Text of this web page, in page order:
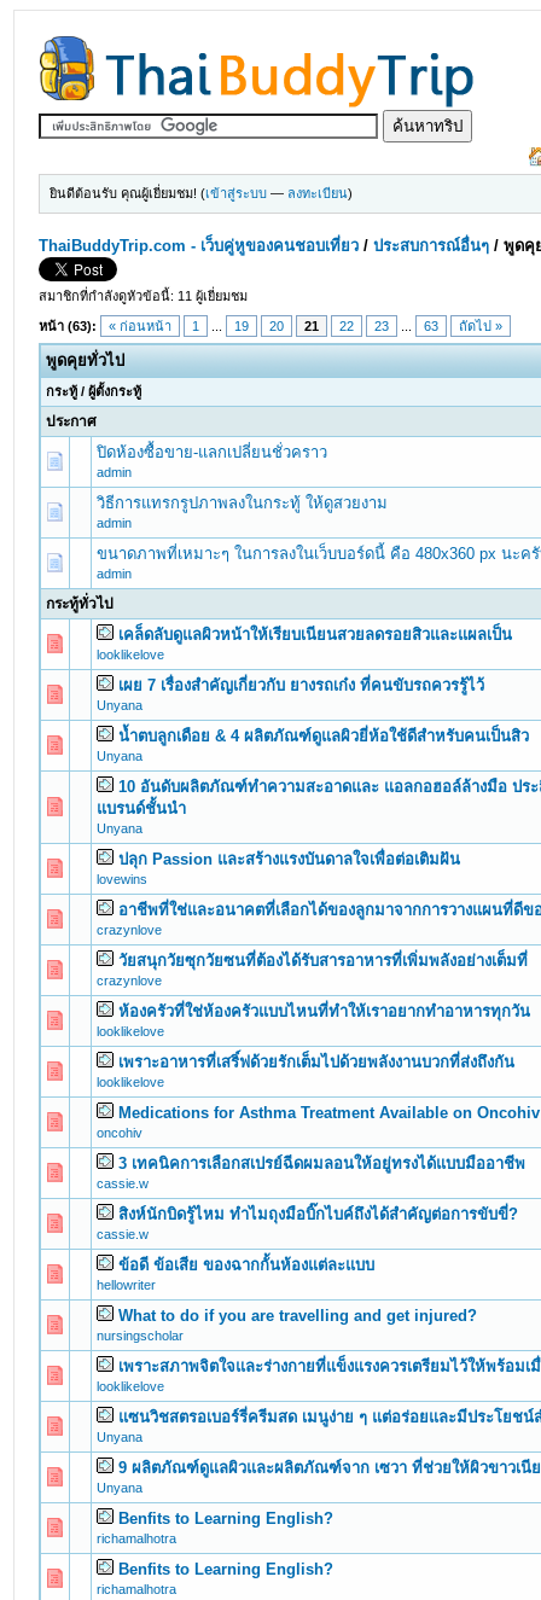
ยินดีต้อนรับ คุณผู้เยี่ยมชม! (เข้าสู่ระบบ — ลงทะเบียน)
ThaiBuddyTrip.com - เว็บคู่หูของคนชอบเที่ยว /ประสบการณ์อื่นๆ /พูดคุ
สมาชิกที่กำลังดูหัวข้อนี้: 11 ผู้เยี่ยมชม
หน้า (63): « ก่อนหน้า 1 19 20 21 22 23 63 ถัดไป »
พูดคุยทั่วไป
กระทู้ /ผู้ตั้งกระทู้
ประกาศ
ปิดห้องซื้อขาย-แลกเปลี่ยนชั่วคราว
admin
วิธีการแทรกรูปภาพลงในกระทู้ ให้ดูสวยงาม
admin
ขนาดภาพที่เหมาะๆ ในการลงในเว็บบอร์ดนี้ คือ 480x360 px นะค
admin
กระทู้ทั่วไป
เคล็ดลับดูแลผิวหน้าให้เรียบเนียนสวยลดรอยสิวและแผลเป็น
looklikelove
0 Vote(s) - 0 out of 5 in Average
12 345
เผย 7 เรื่องสำคัญเกี่ยวกับ ยางรถเก๋ง ที่คนขับรถควรรู้ไว้
Unyana
0 Vote(s) - 0 out of 5 in Average
12345
น้ำตบลูกเดือย & 4 ผลิตภัณฑ์ดูแลผิวยี่ห้อใช้ดีสำหรับคนเป็นสิว
Unyana
0 Vote(s) - 0 out of 5 in Average
12345
10 อันดับผลิตภัณฑ์ทำความสะอาดและ แอลกอฮอล์ล้างมือ ปร
แบรนด์ชั้นนำ
Unyana
0 Vote(s) - 0 out of 5 in Average
ปลุก Passion และสร้างแรงบันดาลใจเพื่อต่อเติมฝัน
lovewins
0 Vote(s) - 0 out of 5 in Average
123 4 5
อาชีพที่ใช่และอนาคตที่เลือกได้ของลูกมาจากการวางแผนที่ดีข
crazynlove
0 Vote(s) - 0 out of 5 in Average
1 2345
วัยสนุกวัยซุกวัยซนที่ต้องได้รับสารอาหารที่เพิ่มพลังอย่างเต็มที่
crazynlove
0 Vote(s) - 0 out of 5 in Average
12345
ห้องครัวที่ใช่ห้องครัวแบบไหนที่ทำให้เราอยากทำอาหารทุกวัน
looklikelove
0 Vote(s) - 0 out of 5 in Average
12 345
เพราะอาหารที่เสริ์ฟด้วยรักเต็มไปด้วยพลังงานบวกที่ส่งถึงกัน
looklikelove
0 Vote(s) - 0 out of 5 in Average
12345
Medications for Asthma Treatment Available on Oncohiv
oncohiv
0 Vote(s) - 0 out of 5 in Average
1 2345
3 เทคนิคการเลือกสเปรย์ฉีดผมลอนให้อยู่ทรงได้แบบมืออาชีพ
cassie.w
0 Vote(s) - 0 out of 5 in Average
1234 5
สิงห์นักบิดรู้ไหม ทำไมถุงมือบิ๊กไบค์ถึงได้สำคัญต่อการขับขี่?
cassie.w
0 Vote(s) - 0 out of 5 in Average
12 345
ข้อดี ข้อเสีย ของฉากกั้นห้องแต่ละแบบ
hellowriter
0 Vote(s) - 0 out of 5 in Average
12 345
What to do if you are travelling and get injured?
nursingscholar
0 Vote(s) - 0 out of 5 in Average
12 345
เพราะสภาพจิตใจและร่างกายที่แข็งแรงควรเตรียมไว้ให้พร้อมเ
looklikelove
0 Vote(s) - 0 out of 5 in Average
1234 5
แซนวิชสตรอเบอร์รี่ครีมสด เมนูง่าย ๆ แต่อร่อยและมีประโยช
Unyana
0 Vote(s) - 0 out of 5 in Average
12345
9 ผลิตภัณฑ์ดูแลผิวและผลิตภัณฑ์จาก เซวา ที่ช่วยให้ผิวขาวเนีย
Unyana
0 Vote(s) - 0 out of 5 in Average
12345
Benfits to Learning English?
richamalhotra
0 Vote(s) - 0 out of 5 in Average
1234 5
Benfits to Learning English?
richamalhotra
0 Vote(s) - 0 out of 5 in Average
1234 5